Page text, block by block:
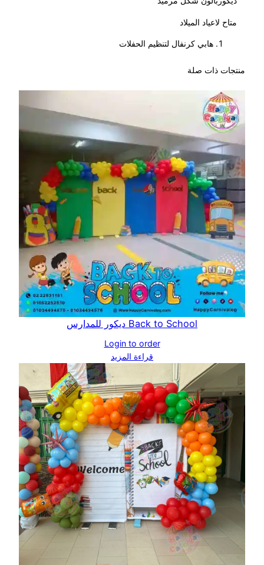
متاح لاعياد الميلاد
هابي كرنفال لتنظيم الحفلات
منتجات ذات صلة
Back to School ديكور للمدارس
Login to order
قراءة المزيد